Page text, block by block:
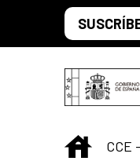
Saltar al contenido
INICIO
CCE